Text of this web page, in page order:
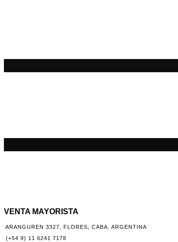
VENTA MAYORISTA
ARANGUREN 3327, FLORES, CABA, ARGENTINA
(+54 9) 11 6241 7178